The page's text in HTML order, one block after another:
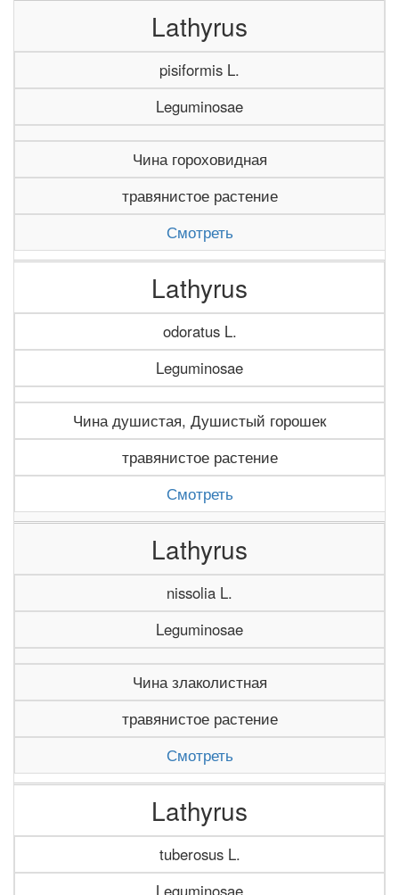
Lathyrus
pisiformis L.
Leguminosae
Чина гороховидная
травянистое растение
Смотреть
Lathyrus
odoratus L.
Leguminosae
Чина душистая, Душистый горошек
травянистое растение
Смотреть
Lathyrus
nissolia L.
Leguminosae
Чина злаколистная
травянистое растение
Смотреть
Lathyrus
tuberosus L.
Leguminosae